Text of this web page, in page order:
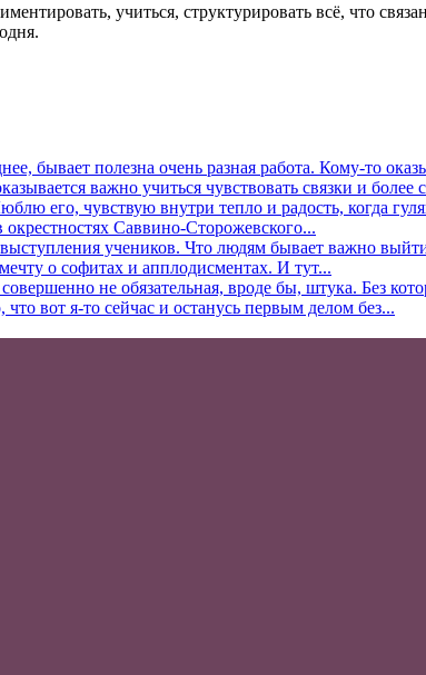
учиться, структурировать всё, что
бывает полезна очень разная работа. Кому-то
важно учиться чувствовать связки и более
его, чувствую внутри тепло и радость, когда
Саввино-Сторожевского...
учеников. Что людям бывает важно
о софитах и апплодисментах. И тут...
не обязательная, вроде бы, штука. Без
вот я-то сейчас и останусь первым делом без...